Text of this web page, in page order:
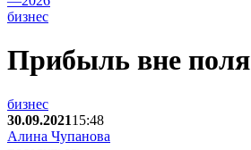
бизнес
Прибыль вне поля
бизнес
30.09.202115:48
Алина Чупанова